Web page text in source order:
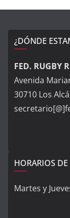
¿DÓNDE
FED. RUGBY
Avenida
30710 Los
HORARIOS
Martes y